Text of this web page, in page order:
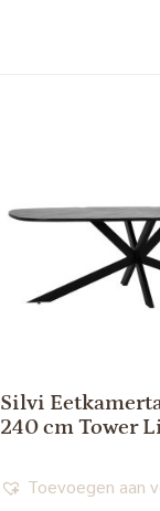
Silvi
240 cm Tower
Toevoegen aan